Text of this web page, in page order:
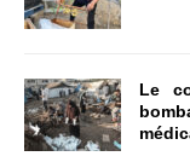
Le